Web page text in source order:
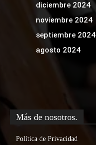
diciembre 2024
noviembre 2024
septiembre 2024
agosto 2024
Más de nosotros.
Política de Privacidad